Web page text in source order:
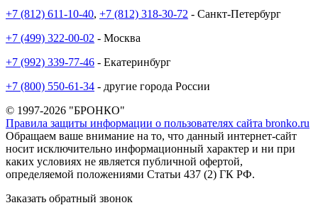
+7 (812) 611-10-40, +7 (812) 318-30-72 - Санкт-Петербург
+7 (499) 322-00-02 - Москва
+7 (992) 339-77-46 - Екатеринбург
+7 (800) 550-61-34 - другие города России
© 1997-2026 "БРОНКО"
Правила защиты информации о пользователях сайта bronko.ru
Обращаем ваше внимание на то, что данный интернет-сайт
носит исключительно информационный характер и ни при
каких условиях не является публичной офертой,
определяемой положениями Статьи 437 (2) ГК РФ.
Заказать обратный звонок